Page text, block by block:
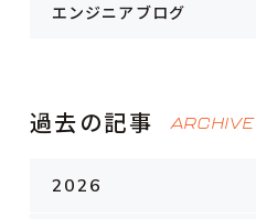
エンジニアブログ
過去の記事 ARCHIVE
2026